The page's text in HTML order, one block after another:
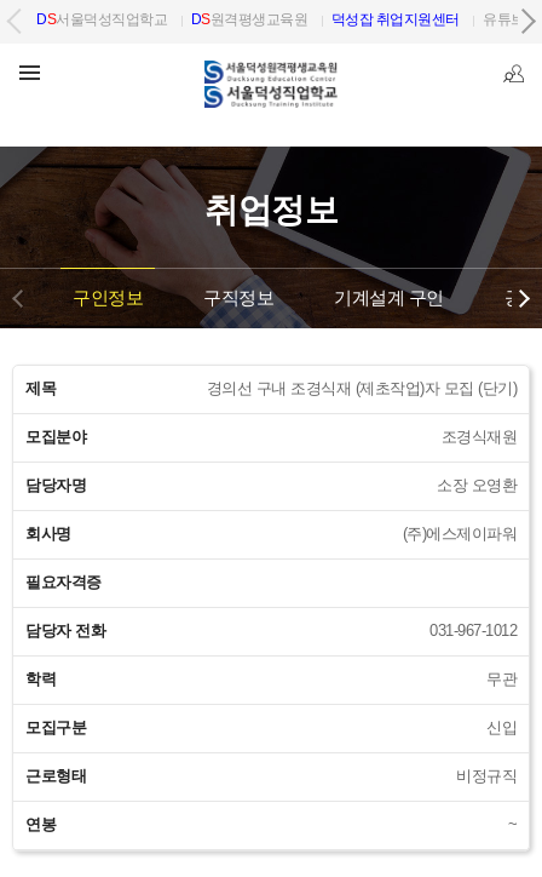
DS서울덕성직업학교 DS원격평생교육원 덕성잡 취업지원센터 유튜브
취업정보
구인정보 구직정보 기계설계 구인 공
제목 경의선 구내 조경식재 (제초작업)자 모집 (단기)
모집분야 조경식재원
담당자명 소장 오영환
회사명 (주)에스제이파워
필요자격증
담당자 전화 031-967-1012
학력 무관
모집구분 신입
근로형태 비정규직
연봉 ~